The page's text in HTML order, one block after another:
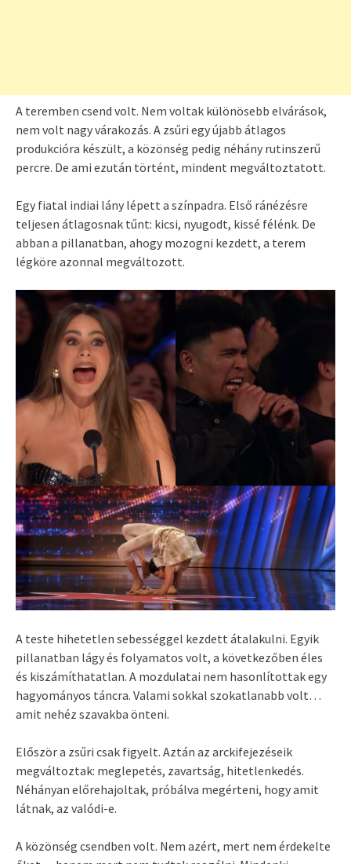
A teremben csend volt. Nem voltak különösebb elvárások,
nem volt nagy várakozás. A zsűri egy újabb átlagos
produkcióra készült, a közönség pedig néhány rutinszerű
percre. De ami ezután történt, mindent megváltoztatott.
Egy fiatal indiai lány lépett a színpadra. Első ránézésre
teljesen átlagosnak tűnt: kicsi, nyugodt, kissé félénk. De
abban a pillanatban, ahogy mozogni kezdett, a terem
légköre azonnal megváltozott.
A teste hihetetlen sebességgel kezdett átalakulni. Egyik
pillanatban lágy és folyamatos volt, a következőben éles
és kiszámíthatatlan. A mozdulatai nem hasonlítottak egy
hagyományos táncra. Valami sokkal szokatlanabb volt…
amit nehéz szavakba önteni.
Először a zsűri csak figyelt. Aztán az arckifejezéseik
megváltoztak: meglepetés, zavartság, hitetlenkedés.
Néhányan előrehajoltak, próbálva megérteni, hogy amit
látnak, az valódi-e.
A közönség csendben volt. Nem azért, mert nem érdekelte